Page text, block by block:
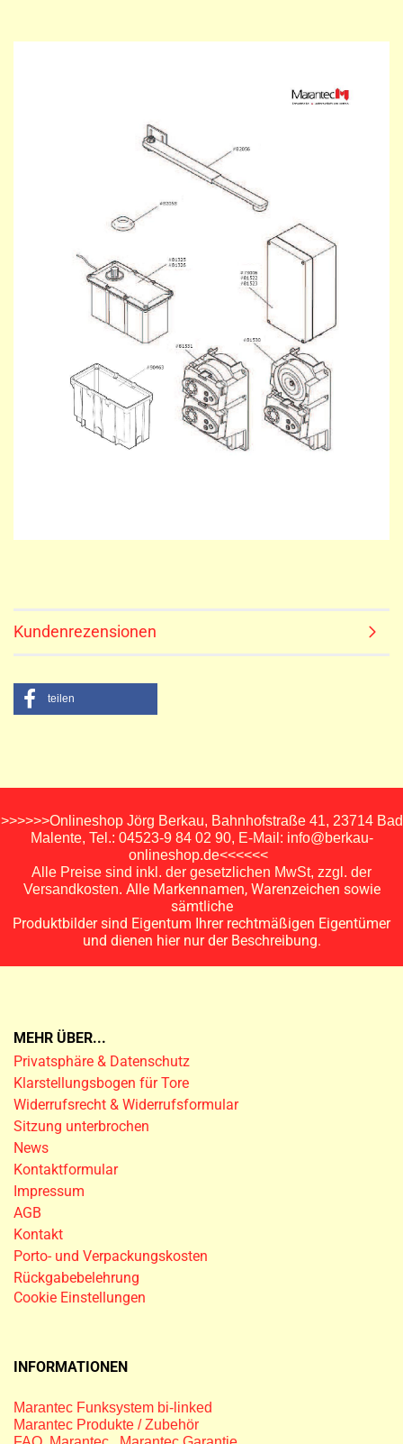
Kundenrezensionen
teilen
>>>>>>Onlineshop Jörg Berkau, Bahnhofstraße 41, 23714 Bad
Malente, Tel.: 04523-9 84 02 90, E-Mail: info@berkau-
onlineshop.de<<<<<<
Alle Preise sind inkl. der gesetzlichen MwSt, zzgl. der
Versandkosten. Alle Markennamen, Warenzeichen sowie
sämtliche
Produktbilder sind Eigentum Ihrer rechtmäßigen Eigentümer
und dienen hier nur der Beschreibung.
MEHR ÜBER...
Privatsphäre & Datenschutz
Klarstellungsbogen für Tore
Widerrufsrecht & Widerrufsformular
Sitzung unterbrochen
News
Kontaktformular
Impressum
AGB
Kontakt
Porto- und Verpackungskosten
Rückgabebelehrung
Cookie Einstellungen
INFORMATIONEN
Marantec Funksystem bi-linked
Marantec Produkte / Zubehör